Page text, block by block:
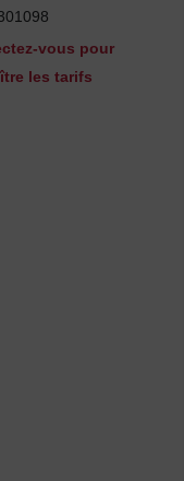
vous pour
les tarifs